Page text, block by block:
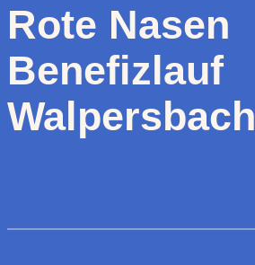
Rote Nasen
Benefizlauf
Walpersbach